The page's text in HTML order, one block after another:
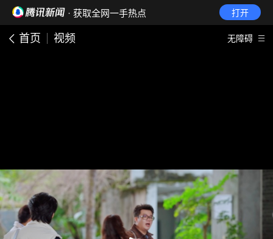
· 获取全网一手热点 打开
首页 视频 无障碍